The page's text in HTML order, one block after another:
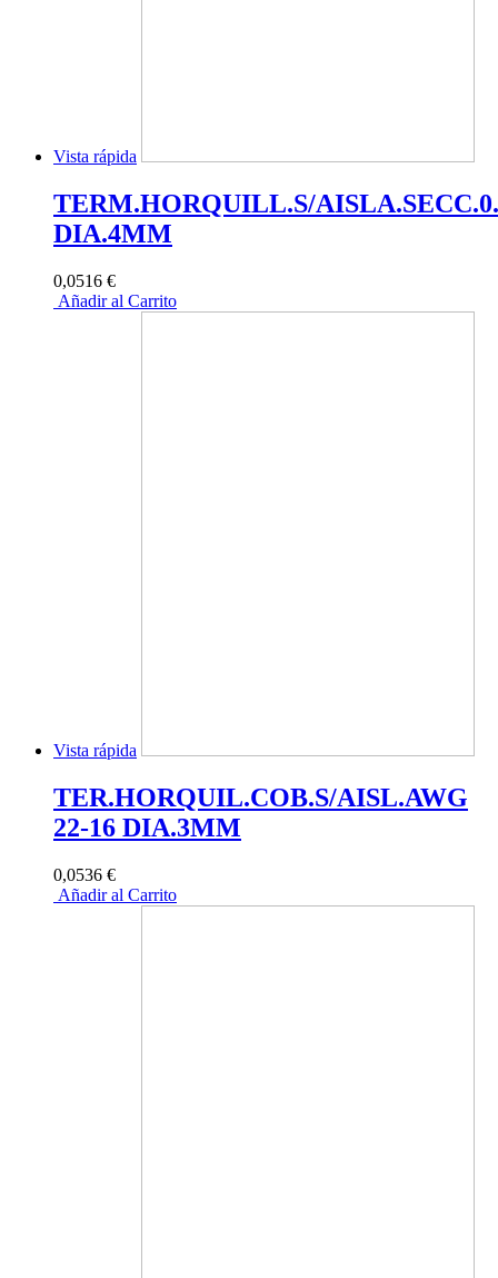
Vista rápida
TERM.HORQUILL.S/
DIA.4MM
0,0516 €
Añadir al Carrito
Vista rápida
TER.HORQUIL.COB.S/AISL.AWG
22-16 DIA.3MM
0,0536 €
Añadir al Carrito